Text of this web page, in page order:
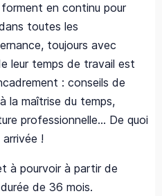
en continu pour
toutes les
toujours avec
leur temps de travail est
: conseils de
la maîtrise du temps,
professionnelle... De quoi
!
à pourvoir à partir de
de 36 mois.